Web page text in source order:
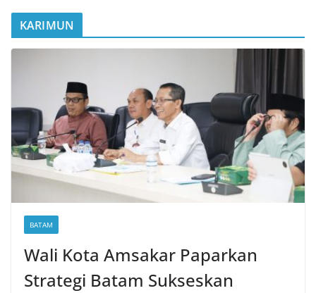
KARIMUN
BATAM
Wali Kota Amsakar Paparkan
Strategi Batam Sukseskan